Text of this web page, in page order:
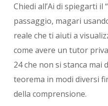
Chiedi all’Ai di spiegarti il
passaggio, magari
reale che ti aiuti a
come avere un tutor
24 che non si stanca mai
teorema in modi diversi
della comprensione.